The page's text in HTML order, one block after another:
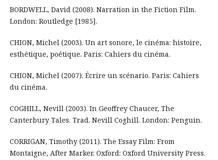
BORDWELL, David (2008). Narration in the Fiction Film.
London: Routledge [1985].
CHION, Michel (2003). Un art sonore, le cinéma: histoire,
esthétique, poétique. Paris: Cahiers du cinéma.
CHION, Michel (2007). Écrire un scénario. Paris: Cahiers
du cinéma.
COGHILL, Nevill (2003). In Geoffrey Chaucer, The
Canterbury Tales. Trad. Nevill Coghill. London: Penguin.
CORRIGAN, Timothy (2011). The Essay Film: From
Montaigne, After Marker. Oxford: Oxford University Press.